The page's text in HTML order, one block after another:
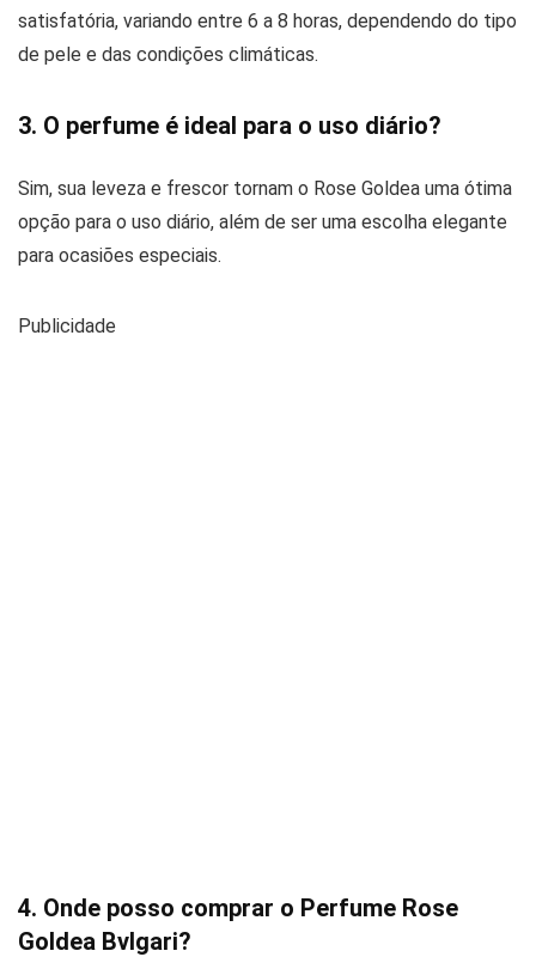
satisfatória, variando entre 6 a 8 horas, dependendo do tipo
de pele e das condições climáticas.
3. O perfume é ideal para o uso diário?
Sim, sua leveza e frescor tornam o Rose Goldea uma ótima
opção para o uso diário, além de ser uma escolha elegante
para ocasiões especiais.
Publicidade
4. Onde posso comprar o Perfume Rose
Goldea Bvlgari?